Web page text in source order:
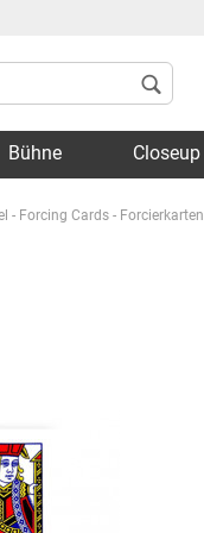
Bühne Closeup
- Forcing Cards - Forcierkarten